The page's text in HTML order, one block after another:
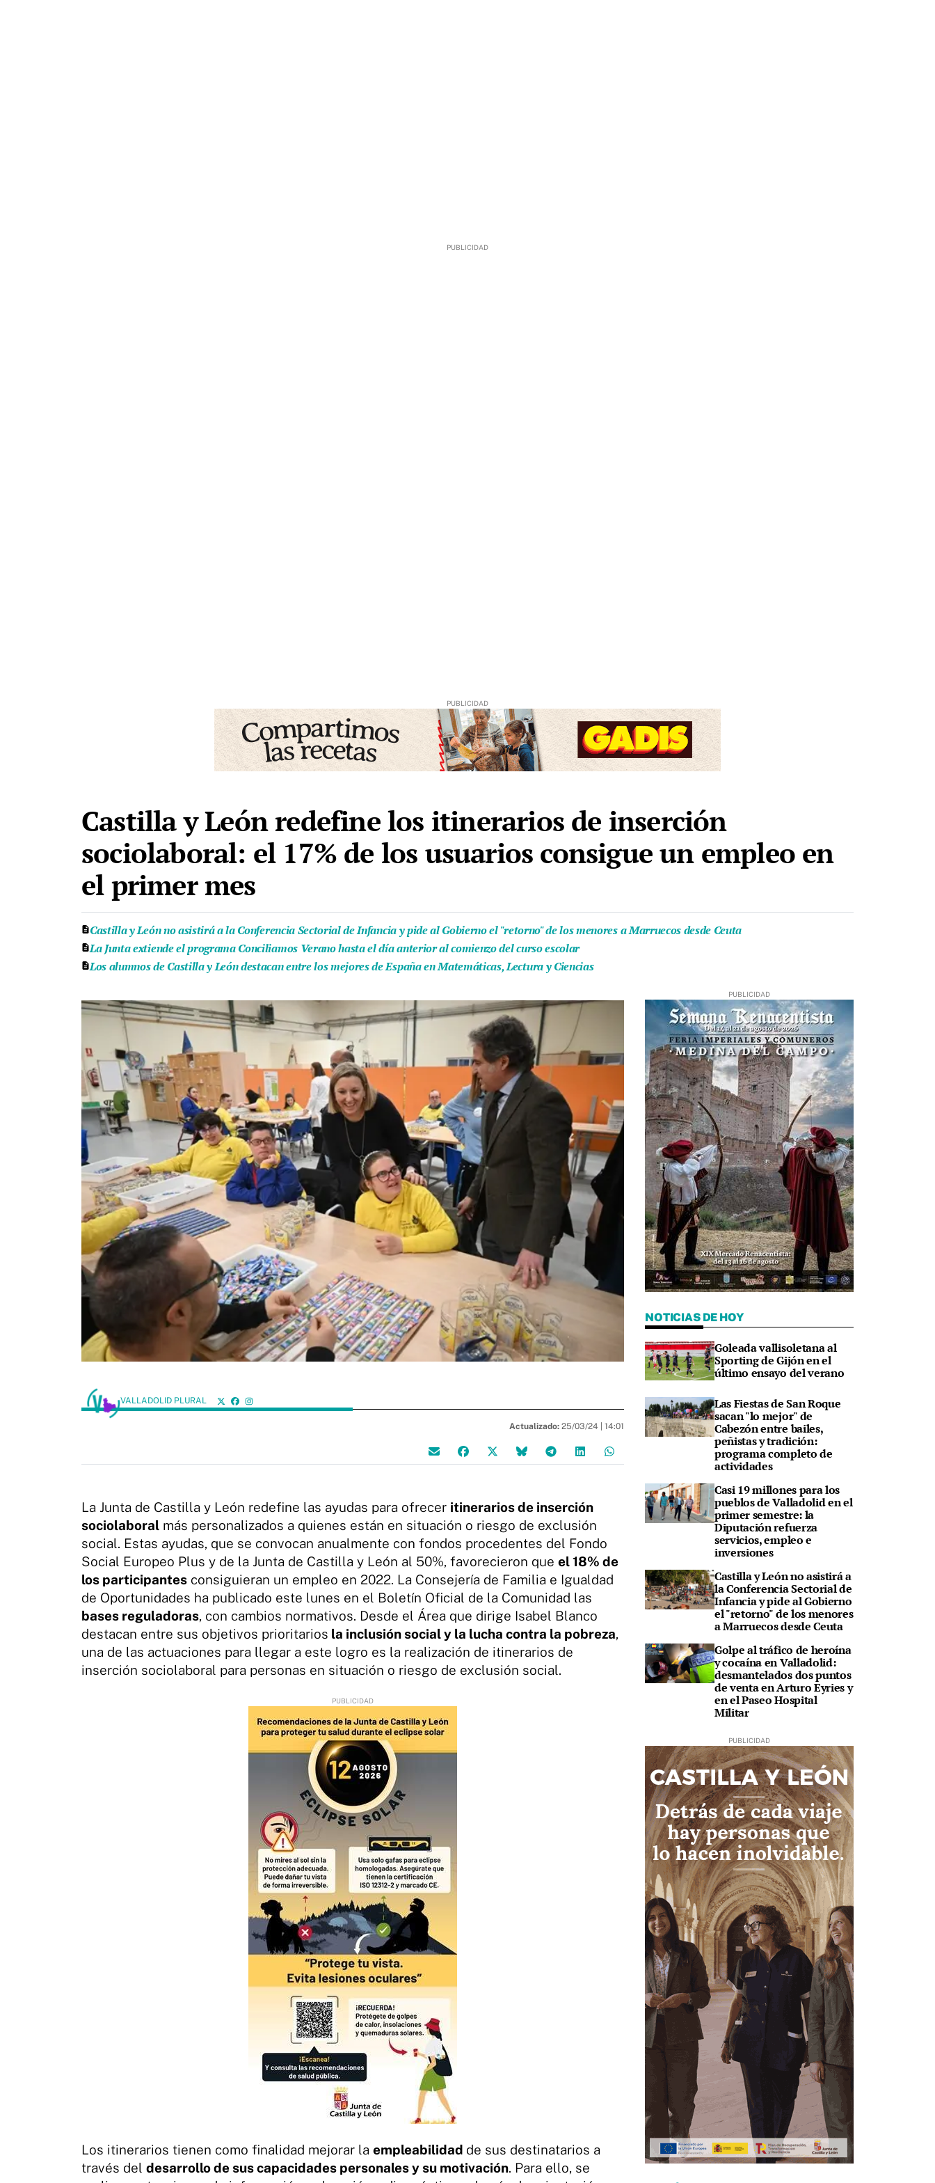
Castilla y León redefine los itinerarios de inserción
sociolaboral: el 17% de los usuarios consigue un empleo en
el primer mes
Castilla y León no asistirá a la Conferencia Sectorial de Infancia y pide al Gobierno el "retorno" de los menores a Marruecos desde Ceuta
La Junta extiende el programa Conciliamos Verano hasta el día anterior al comienzo del curso escolar
Los alumnos de Castilla y León destacan entre los mejores de España en Matemáticas, Lectura y Ciencias
VALLADOLID PLURAL
Actualizado: 25/03/24 | 14:01
La Junta de Castilla y León redefine las ayudas para ofrecer itinerarios de inserción
sociolaboral más personalizados a quienes están en situación o riesgo de exclusión
social. Estas ayudas, que se convocan anualmente con fondos procedentes del Fondo
Social Europeo Plus y de la Junta de Castilla y León al 50%, favorecieron que el 18% de
los participantes consiguieran un empleo en 2022. La Consejería de Familia e Igualdad
de Oportunidades ha publicado este lunes en el Boletín Oficial de la Comunidad las
bases reguladoras, con cambios normativos. Desde el Área que dirige Isabel Blanco
destacan entre sus objetivos prioritarios la inclusión social y la lucha contra la pobreza,
una de las actuaciones para llegar a este logro es la realización de itinerarios de
inserción sociolaboral para personas en situación o riesgo de exclusión social.
Los itinerarios tienen como finalidad mejorar la empleabilidad de sus destinatarios a
través del desarrollo de sus capacidades personales y su motivación. Para ello, se
NOTICIAS DE HOY
Goleada vallisoletana al
Sporting de Gijón en el
último ensayo del verano
Las Fiestas de San Roque
sacan "lo mejor" de
Cabezón entre bailes,
peñistas y tradición:
programa completo de
actividades
Casi 19 millones para los
pueblos de Valladolid en el
primer semestre: la
Diputación refuerza
servicios, empleo e
inversiones
Castilla y León no asistirá a
la Conferencia Sectorial de
Infancia y pide al Gobierno
el "retorno" de los menores
a Marruecos desde Ceuta
Golpe al tráfico de heroína
y cocaína en Valladolid:
desmantelados dos puntos
de venta en Arturo Eyries y
en el Paseo Hospital
Militar